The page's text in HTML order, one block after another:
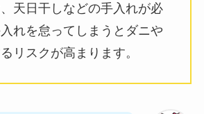
天日干しなどの手入れが必
れを怠ってしまうとダニや
リスクが高まります。